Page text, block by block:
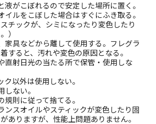
液がこぼれるので安定した場所に置く。
イルをこぼした場合はすぐにふき取る。
スチックが、シミになったり変色したり
）
家具などから離して使用する。フレグラ
すると、汚れや変色の原因となる。
直射日光の当たる所で保管・使用しな
ク以外は使用しない。
しない。
規則に従って捨てる。
ンスオイルやスティックが変色したり固
ありますが、性能上問題ありません。